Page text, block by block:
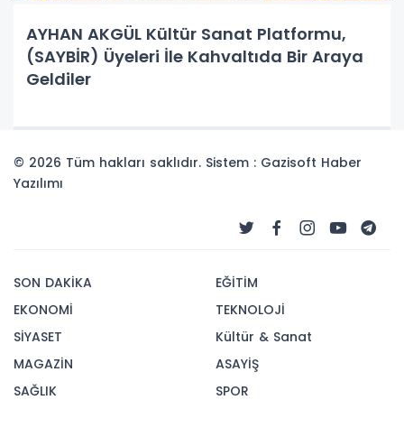
AYHAN AKGÜL Kültür Sanat Platformu,
(SAYBİR) Üyeleri İle Kahvaltıda Bir Araya
Geldiler
© 2026 Tüm hakları saklıdır. Sistem : Gazisoft Haber
Yazılımı
SON DAKİKA
EKONOMİ
SİYASET
MAGAZİN
SAĞLIK
EĞİTİM
TEKNOLOJİ
Kültür & Sanat
ASAYİŞ
SPOR